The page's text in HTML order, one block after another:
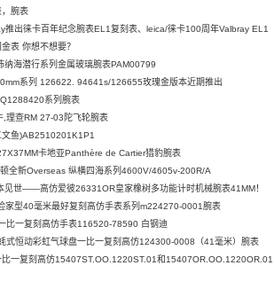
，腕表
推出徕卡百年纪念腕表EL1复刻表、leica/徕卡100周年Valbray EL1
表 你想不想要？
纳海潜行系列金属玻璃腕表PAM00799
系列 126622. 94641s/126655玫瑰金版本近期推出
系列腕表
,理查RM 27-03陀飞轮腕表
鱼)AB2510201K1P1
卡地亚Panthère de Cartier猎豹腕表
全新Overseas 纵横四海系列4600V/4605v-200R/A
见世——高仿爱彼26331OR皇家橡树多功能计时机械腕表41MM！
家型40毫米最好复刻高仿手表系列m224270-0001腕表
比一复刻高仿手表116520-78590 白钢迪
式恒动彩虹气球盘一比一复刻高仿124300-0008（41毫米）腕表
比一复刻高仿15407ST.OO.1220ST.01和15407OR.OO.1220OR.01